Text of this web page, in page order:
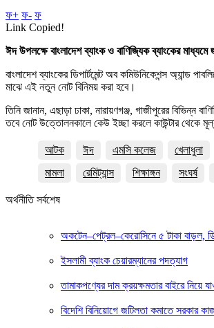
ফ+ ফ- ফ
Link Copied!
ঈদ উপলক্ষে বাংলাদেশ ব্যাংক ও বাণিজ্যিক ব্যাংকের
বাংলাদেশ ব্যাংকের ডিপার্টমেন্ট অব কমিউনিকেশন্স অ্যান্ড
মাঝে এই নতুন নোট বিনিময় করা হবে।
তিনি জানান, এছাড়া ঢাকা, নারায়ণগঞ্জ, গাজীপুরের
তবে নোট উত্তোলনকালে কেউ ইচ্ছা করলে কাউন্টার থেকে
আটক ঈদ এমসি কলেজ খেলাধুলা
মামলা
রেমিট্যান্স শিক্ষাঙ্গন সংঘর্ষ
অর্থনীতি সর্বশেষ
অকটেন–পেট্রল–কেরোসিনে ৫ টাকা বাড়ল,
ইসলামী ব্যাংক চেয়ারম্যানের পদত্যাগ
তামাকপণ্যের দাম ক্রয়ক্ষমতার বাইরে নিয়ে
বিদেশি বিনিয়োগে জটিলতা কমাতে সরকার